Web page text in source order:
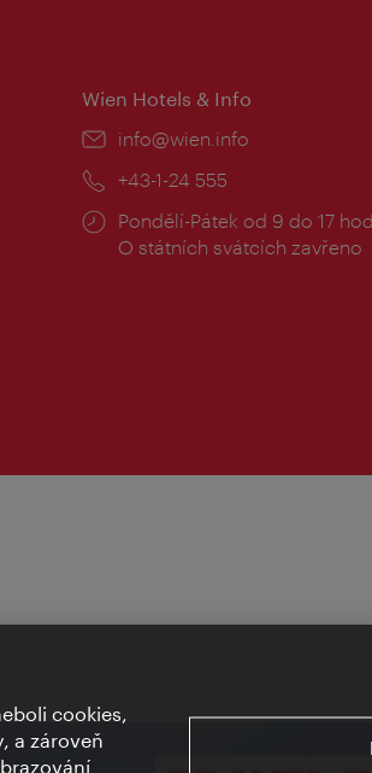
Wien Hotels & Info
E-
info@wien.info
Telefon:
+43-1-24 555
Provozní
doba:
Pondělí-Pátek od 9 do 17
O státních svátcích zavřeno
cookies,
a zároveň